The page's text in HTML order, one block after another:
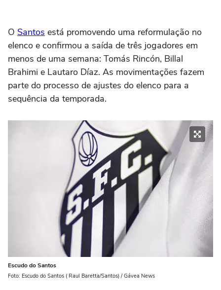
O Santos está promovendo uma reformulação no
elenco e confirmou a saída de três jogadores em
menos de uma semana: Tomás Rincón, Billal
Brahimi e Lautaro Díaz. As movimentações fazem
parte do processo de ajustes do elenco para a
sequência da temporada.
Escudo do Santos
Foto: Escudo do Santos ( Raul Baretta/Santos) / Gávea News